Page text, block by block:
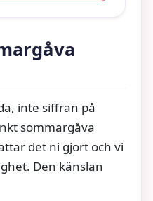
inte siffran på
sommargåva
det ni gjort och vi
Den känslan